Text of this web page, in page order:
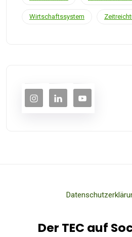
Wirtschaftssystem
Der TEC auf